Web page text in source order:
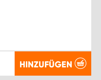
HINZUFÜGEN